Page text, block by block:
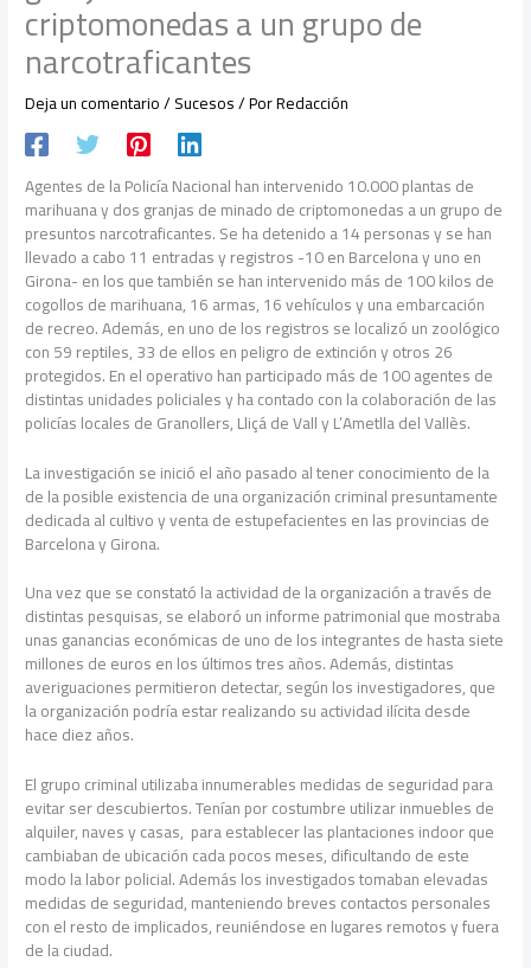
criptomonedas a un grupo de
narcotraficantes
Deja un comentario/Sucesos/ PorRedacción
Agentes de la Policía Nacional han intervenido 10.000 plantas de
marihuana y dos granjas de minado de criptomonedas a un grupo de
presuntos narcotraficantes. Se ha detenido a 14 personas y se han
llevado a cabo 11 entradas y registros -10 en Barcelona y uno en
Girona- en los que también se han intervenido más de 100 kilos de
cogollos de marihuana, 16 armas, 16 vehículos y una embarcación
de recreo. Además, en uno de los registros se localizó un zoológico
con 59 reptiles, 33 de ellos en peligro de extinción y otros 26
protegidos. En el operativo han participado más de 100 agentes de
distintas unidades policiales y ha contado con la colaboración de las
policías locales de Granollers, Lliçá de Vall y L’Ametlla del Vallès.
La investigación se inició el año pasado al tener conocimiento de la
de la posible existencia de una organización criminal presuntamente
dedicada al cultivo y venta de estupefacientes en las provincias de
Barcelona y Girona.
Una vez que se constató la actividad de la organización a través de
distintas pesquisas, se elaboró un informe patrimonial que mostraba
unas ganancias económicas de uno de los integrantes de hasta siete
millones de euros en los últimos tres años. Además, distintas
averiguaciones permitieron detectar, según los investigadores, que
la organización podría estar realizando su actividad ilícita desde
hace diez años.
El grupo criminal utilizaba innumerables medidas de seguridad para
evitar ser descubiertos. Tenían por costumbre utilizar inmuebles de
alquiler, naves y casas, para establecer las plantaciones indoor que
cambiaban de ubicación cada pocos meses, dificultando de este
modo la labor policial. Además los investigados tomaban elevadas
medidas de seguridad, manteniendo breves contactos personales
con el resto de implicados, reuniéndose en lugares remotos y fuera
de la ciudad.